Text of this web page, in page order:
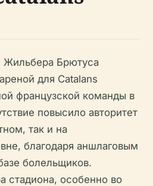
Жильбера Брютуса
для Catalans
французской команды в
повысило авторитет
так и на
благодаря аншлаговым
болельщиков.
стадиона, особенно во